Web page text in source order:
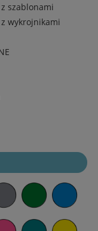
szablonami
wykrojnikami